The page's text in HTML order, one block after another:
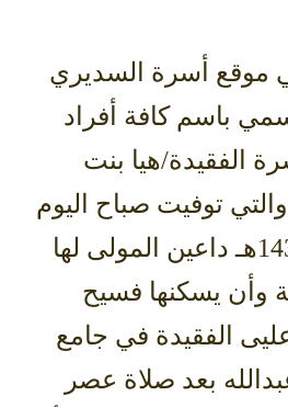
موقع أسرة السديري
باسم كافة أفراد
الفقيدة/هيا بنت
توفيت صباح اليوم
الاربعاء 10-11-1430هـ داعين المولى لها
وأن يسكنها فسيح
الفقيدة في جامع
بعد صلاة عصر